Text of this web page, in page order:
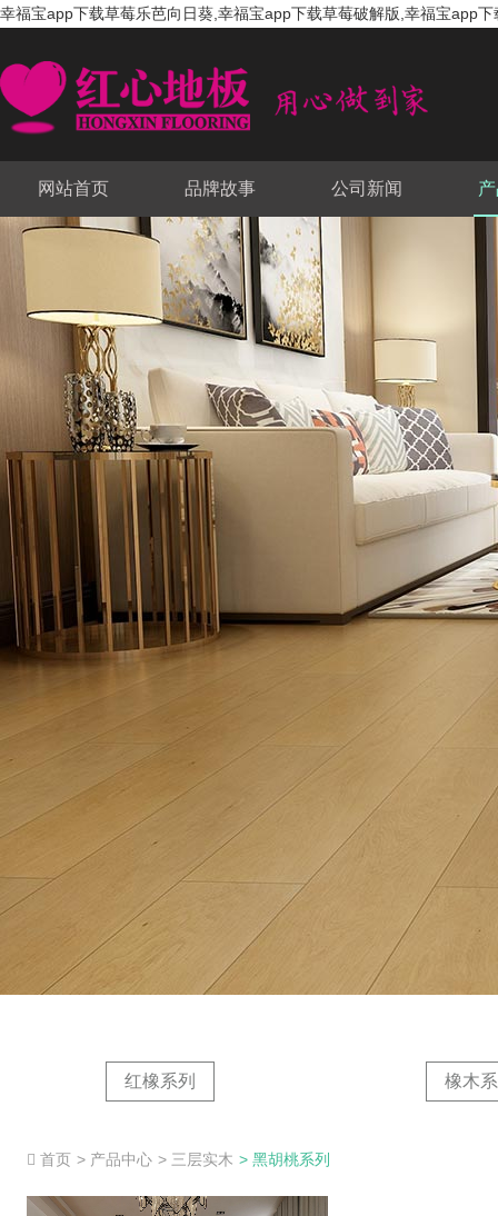
幸福宝app下载草莓乐芭向日葵,幸福宝app下载草莓破解版,幸福宝app
网站首页 品牌故事 公司新闻
红橡系列 橡木
首页 > 产品中心 > 三层实木 > 黑胡桃系列